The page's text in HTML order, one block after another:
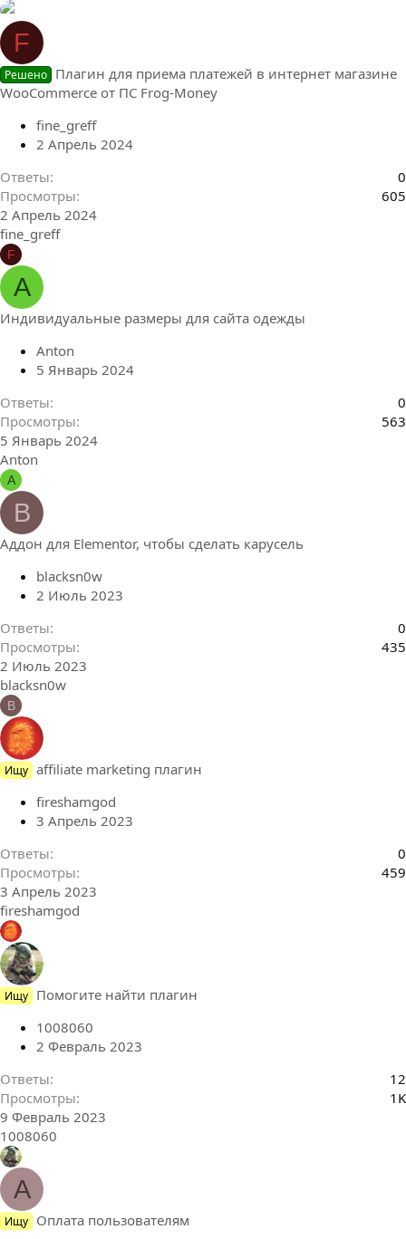
F
Решено Плагин для приема платежей в интернет магазине
WooCommerce от ПС Frog-Money
fine_greff
2 Апрель 2024
Ответы
0
Просмотры
605
2 Апрель 2024
fine_greff
F
А
Индивидуальные размеры для сайта одежды
Аnton
5 Январь 2024
Ответы
0
Просмотры
563
5 Январь 2024
Аnton
А
B
Аддон для Elementor, чтобы сделать карусель
blacksn0w
2 Июль 2023
Ответы
0
Просмотры
435
2 Июль 2023
blacksn0w
B
Ищу affiliate marketing плагин
fireshamgod
3 Апрель 2023
Ответы
0
Просмотры
459
3 Апрель 2023
fireshamgod
Ищу Помогите найти плагин
1008060
2 Февраль 2023
Ответы
12
Просмотры
1K
9 Февраль 2023
1008060
A
Ищу Оплата пользователям